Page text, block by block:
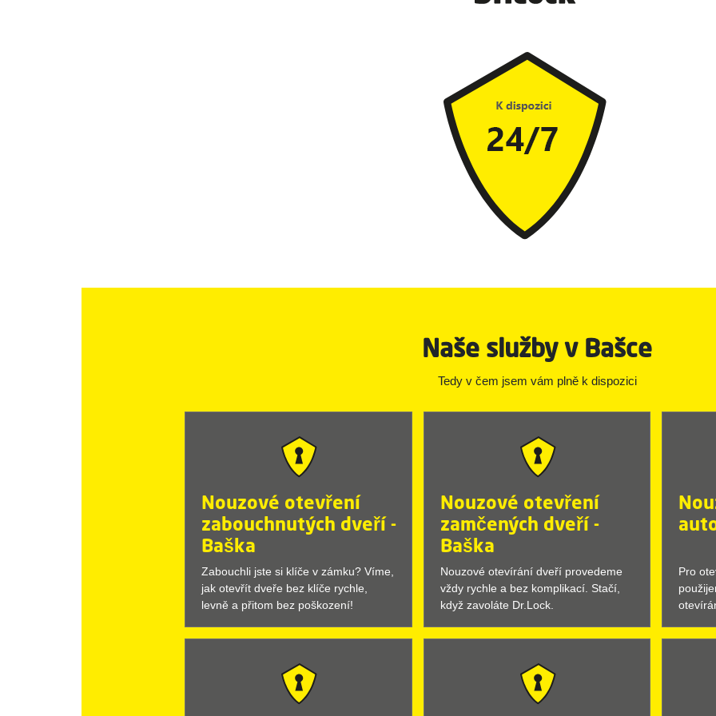
Naše služby v Bašce
Tedy v čem jsem vám plně k dispozici
Nouzové otevření
zabouchnutých dveří -
Baška
Zabouchli jste si klíče v zámku? Víme,
jak otevřít dveře bez klíče rychle,
levně a přitom bez poškození!
Nouzové otevření
zamčených dveří -
Baška
Nouzové otevírání dveří provedeme
vždy rychle a bez komplikací. Stačí,
když zavoláte Dr.Lock.
Pro